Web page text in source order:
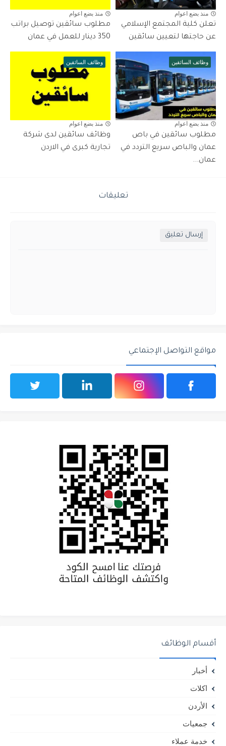
منذ بضع اعوام
تعلن كلية المجتمع الإسلامي
عن حاجتها لتعيين سائقين
منذ بضع اعوام
مطلوب سائقين توصيل براتب
350 دينار للعمل في عمان
وظائف السائقين
منذ بضع اعوام
مطلوب سائقين في باص
عمان والباص سريع التردد في
عمان...
وظائف السائقين
منذ بضع اعوام
وظائف سائقين لدى شركة
تجارية كبرى في الاردن
تعليقات
إرسال تعليق
مواقع التواصل الإجتماعي
أقسام الوظائف
أخبار
اكلات
الأردن
جمعيات
خدمة عملاء